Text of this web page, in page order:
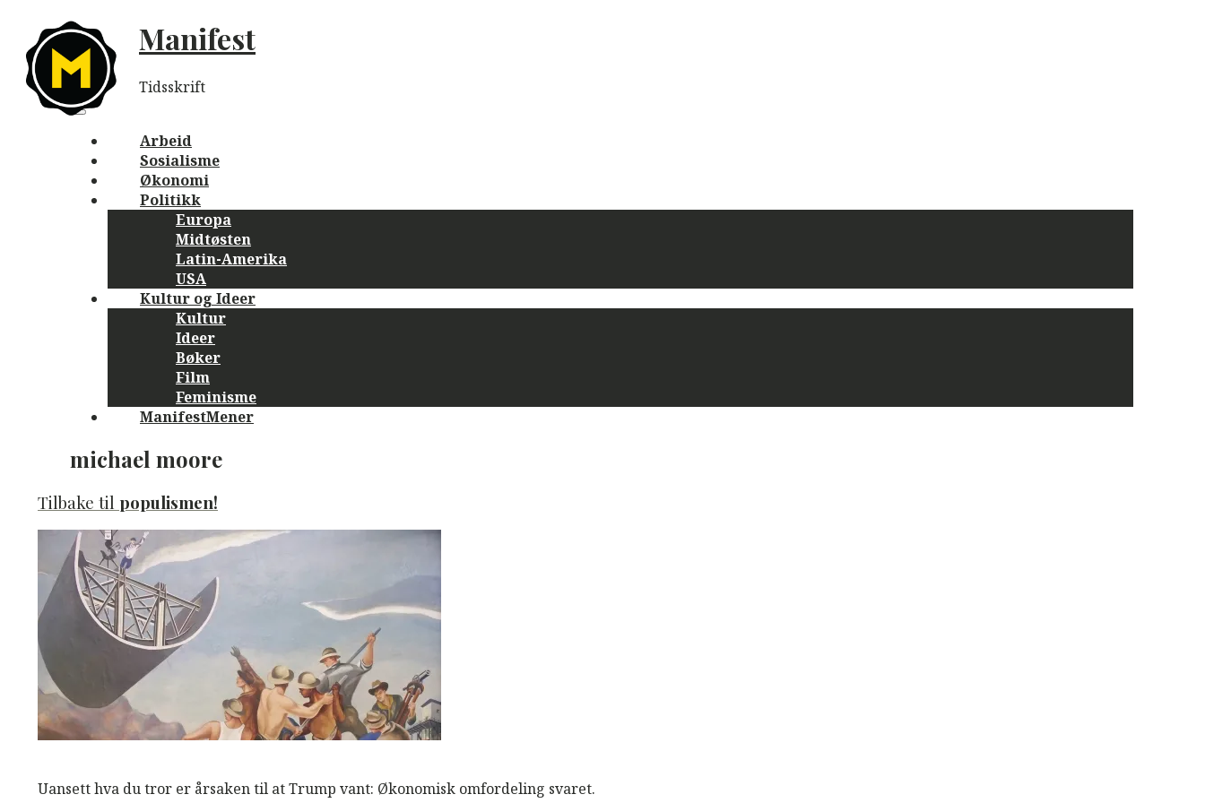
content
Manifest
Tidsskrift
Main
navigation
Menu
Arbeid
Sosialisme
Økonomi
Politikk
Europa
Midtøsten
Latin-Amerika
USA
Kultur og Ideer
Kultur
Ideer
Bøker
Film
Feminisme
ManifestMener
michael moore
Tilbake til populismen!
Uansett hva du tror er årsaken til at Trump vant: Økonomisk omfordeling svaret.